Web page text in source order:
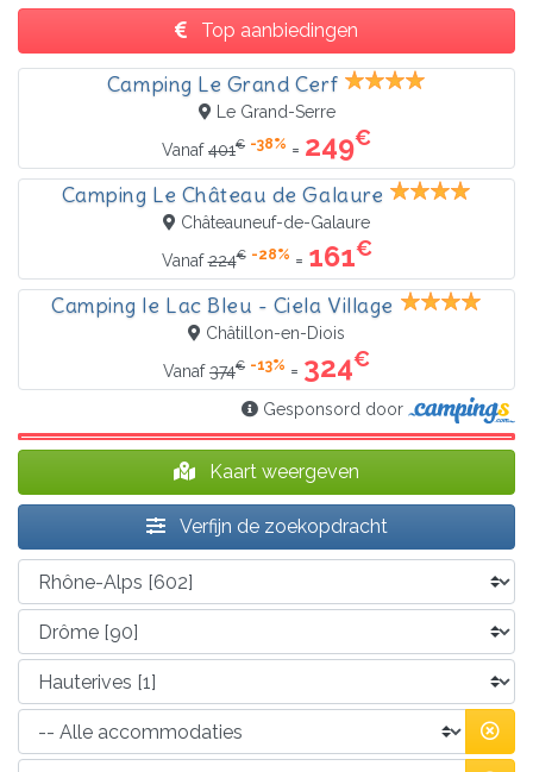
Top aanbiedingen
Camping Le Grand Cerf
Le Grand-Serre
Vanaf401€ -38% = 249€
Camping Le Château de Galaure
Châteauneuf-de-Galaure
Vanaf224€ -28% = 161€
Camping le Lac Bleu - Ciela Village
Châtillon-en-Diois
Vanaf374€ -13% = 324€
Gesponsord door
Kaart weergeven
Verfijn de zoekopdracht